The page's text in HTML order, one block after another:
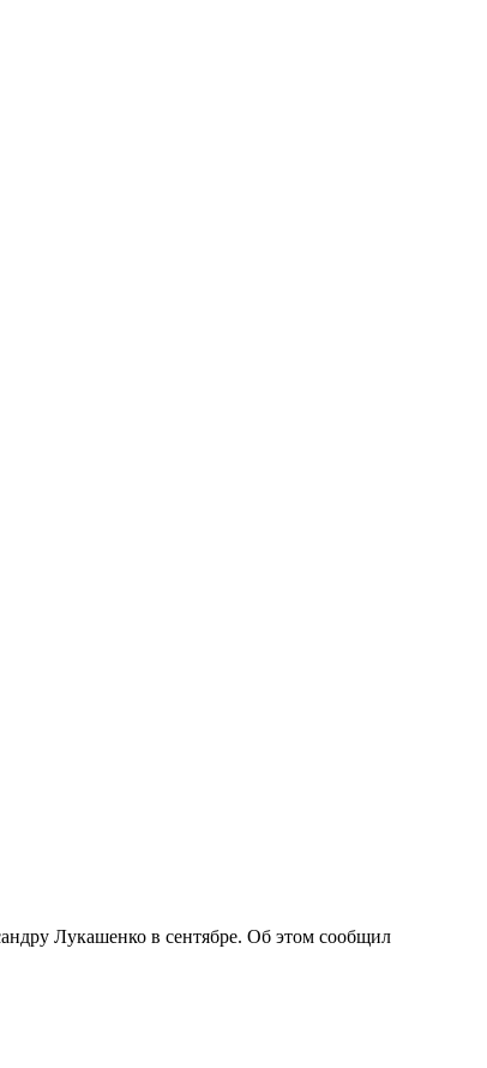
Лукашенко в сентябре. Об этом сообщил